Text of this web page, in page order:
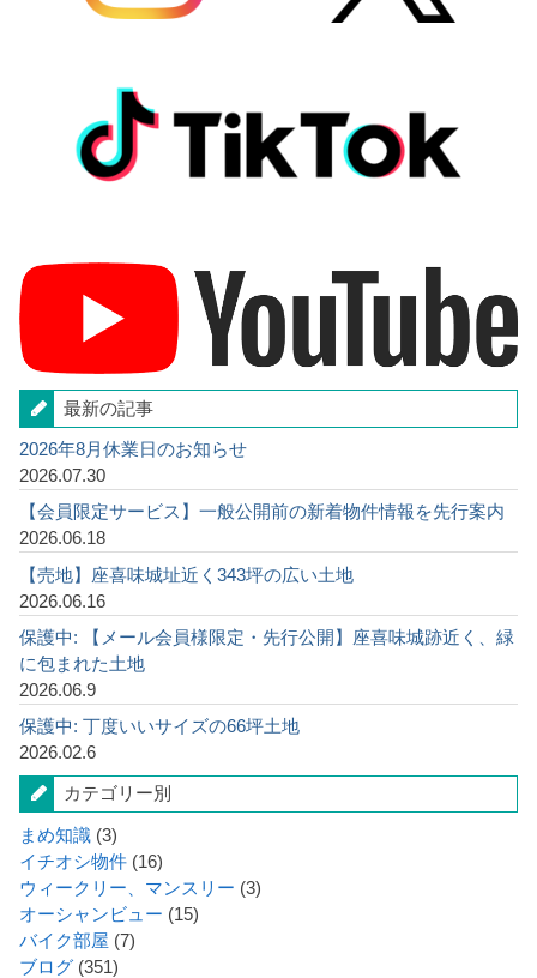
最新の記事
2026年8月休業日のお知らせ
2026.07.30
【会員限定サービス】一般公開前の新着物件情報を先行案内
2026.06.18
【売地】座喜味城址近く343坪の広い土地
2026.06.16
保護中: 【メール会員様限定・先行公開】座喜味城跡近く、緑
に包まれた土地
2026.06.9
保護中: 丁度いいサイズの66坪土地
2026.02.6
カテゴリー別
まめ知識 (3)
イチオシ物件 (16)
ウィークリー、マンスリー (3)
オーシャンビュー (15)
バイク部屋 (7)
ブログ (351)